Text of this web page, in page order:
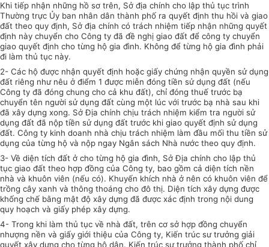
Khi tiếp nhận những hồ sơ trên, Sở địa chính cho lập thủ tục trình
Thường trực Ủy ban nhân dân thành phố ra quyết định thu hồi và giao
đất theo quy định, Sở địa chính có trách nhiệm tiếp nhận những quyết
định này chuyển cho Công ty đã đề nghị giao đất để công ty chuyển
giao quyết định cho từng hộ gia đình. Không để từng hộ gia đình phải
đi làm thủ tục này.
2- Các hộ được nhận quyết định hoặc giấy chứng nhận quyền sử dụng
đất riêng như nêu ở điểm 1 được miễn đóng tiền sử dụng đất (nếu
Công ty đã đóng chung cho cả khu đất), chỉ đóng thuế trước bạ
chuyển tên người sử dụng đất cùng một lúc với trước bạ nhà sau khi
đã xây dựng xong. Sở Địa chính chịu trách nhiệm kiểm tra người sử
dụng đất đã nộp tiền sử dụng đất trước khi giao quyết định sử dụng
đất. Công ty kinh doanh nhà chịu trách nhiệm làm đầu mối thu tiền sử
dụng của từng hộ và nộp ngay Ngân sách Nhà nước theo quy định.
3- Về diện tích đất ở cho từng hộ gia đình, Sở Địa chính cho lập thủ
tục giao đất theo hợp đồng của Công ty, bao gồm cả diện tích nền
nhà và khuôn viên (nếu có). Khuyến khích nhà ở nên có khuôn viên để
trồng cây xanh và thông thoáng cho đô thị. Diện tích xây dựng được
khống chế bằng mật độ xây dựng đã được xác định trong nội dung
quy hoạch và giấy phép xây dựng.
4- Trong khi làm thủ tục về nhà đất, trên cơ sở hợp đồng chuyển
nhượng nền và giấy giới thiệu của Công ty, Kiến trúc sư trưởng giải
quyết xây dựng cho từng hộ dân. Kiến trúc sư trưởng thành phố chỉ